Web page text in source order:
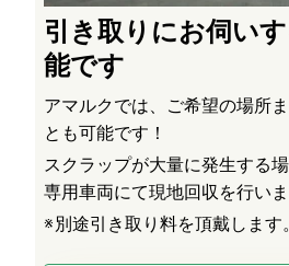
引き取りにお伺い
能です
アマルクでは、ご希望の場所
とも可能です！
スクラップが大量に発生する
専用車両にて現地回収を行いま
※ 別途引き取り料を頂戴します。